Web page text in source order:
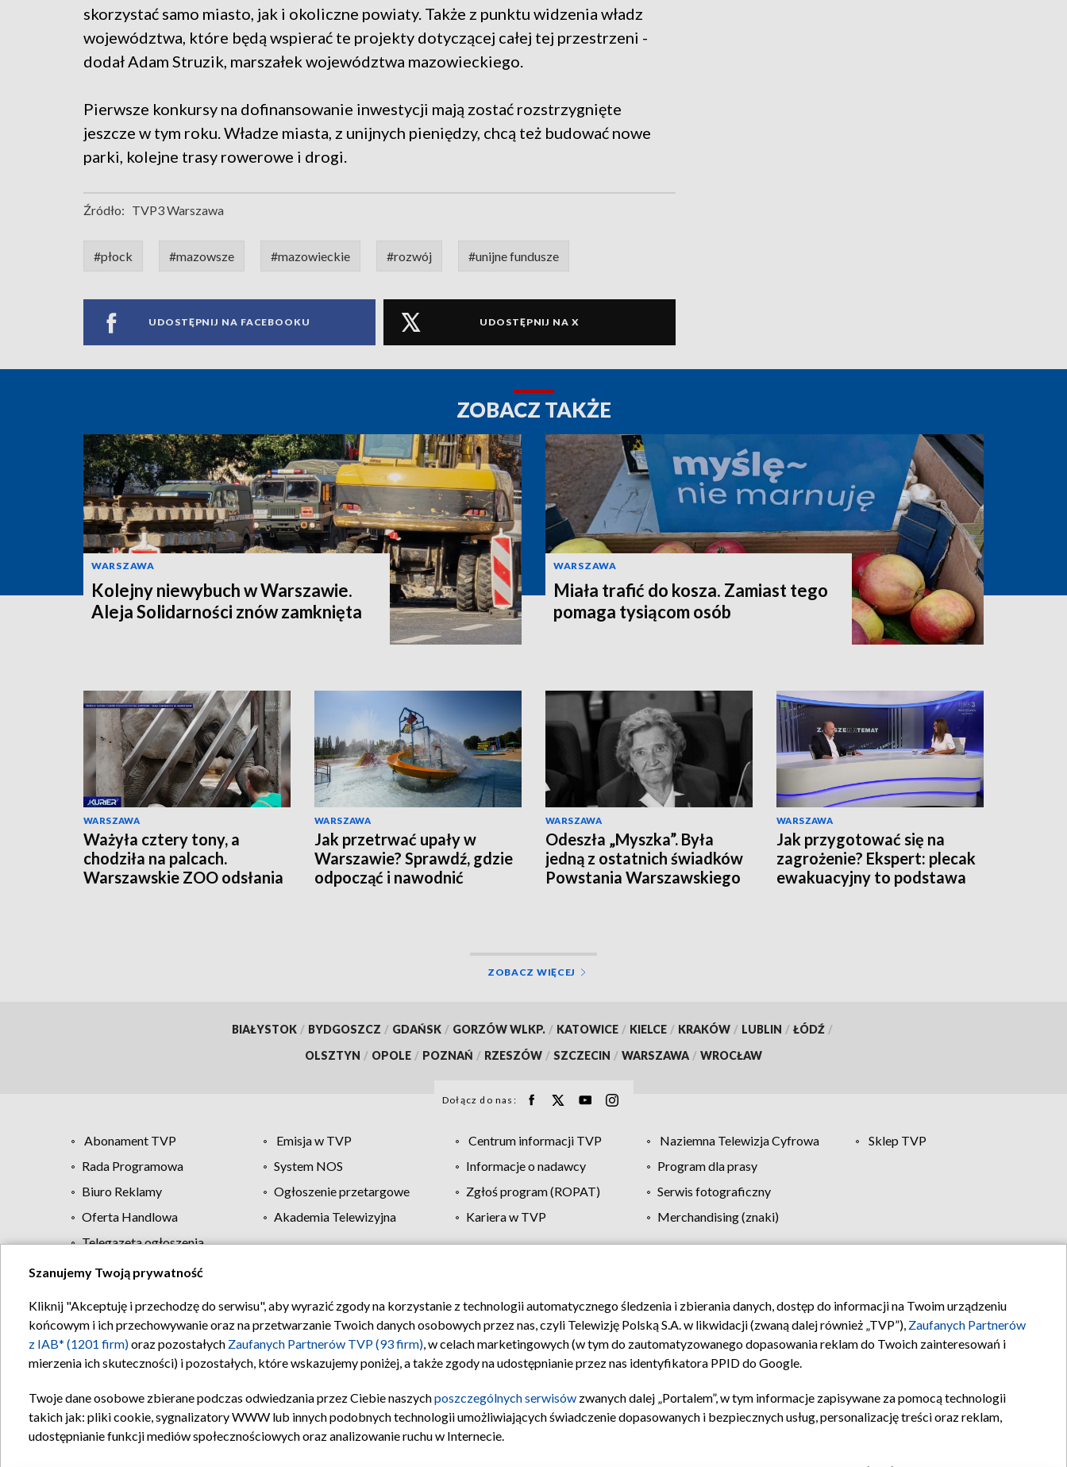
skorzystać samo miasto, jak i okoliczne powiaty. Także z punktu widzenia władz
województwa, które będą wspierać te projekty dotyczącej całej tej przestrzeni -
dodał Adam Struzik, marszałek województwa mazowieckiego.
Pierwsze konkursy na dofinansowanie inwestycji mają zostać rozstrzygnięte
jeszcze w tym roku. Władze miasta, z unijnych pieniędzy, chcą też budować nowe
parki, kolejne trasy rowerowe i drogi.
Źródło: TVP3 Warszawa
#płock #mazowsze #mazowieckie #rozwój #unijne fundusze
UDOSTĘPNIJ NA FACEBOOKU UDOSTĘPNIJ NA X
ZOBACZ TAKŻE
WARSZAWA
Kolejny niewybuch w Warszawie.
Aleja Solidarności znów zamknięta
WARSZAWA
Miała trafić do kosza. Zamiast tego
pomaga tysiącom osób
WARSZAWA
Ważyła cztery tony, a
chodziła na palcach.
Warszawskie ZOO odsłania
WARSZAWA
Jak przetrwać upały w
Warszawie? Sprawdź, gdzie
odpocząć i nawodnić
WARSZAWA
Odeszła „Myszka”. Była
jedną z ostatnich świadków
Powstania Warszawskiego
WARSZAWA
Jak przygotować się na
zagrożenie? Ekspert: plecak
ewakuacyjny to podstawa
ZOBACZ WIĘCEJ
BIAŁYSTOK / BYDGOSZCZ / GDAŃSK / GORZÓW WLKP. / KATOWICE / KIELCE / KRAKÓW / LUBLIN / ŁÓDŹ /
OLSZTYN / OPOLE / POZNAŃ / RZESZÓW / SZCZECIN / WARSZAWA / WROCŁAW
Dołącz do nas:
Abonament TVP Emisja w TVP Centrum informacji TVP Naziemna Telewizja Cyfrowa
Sklep TVP
Rada Programowa
System NOS Informacje o nadawcy
Program dla prasy
Biuro Reklamy
Ogłoszenie przetargowe Zgłoś program (ROPAT)
Serwis fotograficzny
Oferta Handlowa
Akademia Telewizyjna Kariera w TVP
Merchandising (znaki)
Telegazeta ogłoszenia
Regulamin TVP Polityka prywatności Moje zgody Pomoc Biuro reklamy Kontakt
Szanujemy Twoją prywatność
Kliknij "Akceptuję i przechodzę do serwisu", aby wyrazić zgody na korzystanie z technologii automatycznego śledzenia i zbierania danych, dostęp do informacji na Twoim urządzeniu
końcowym i ich przechowywanie oraz na przetwarzanie Twoich danych osobowych przez nas, czyli Telewizję Polską S.A. w likwidacji (zwaną dalej również „TVP”), Zaufanych Partnerów
z IAB* (1201 firm)oraz pozostałych Zaufanych Partnerów TVP (93 firm), w celach marketingowych (w tym do zautomatyzowanego dopasowania reklam do Twoich zainteresowań i
mierzenia ich skuteczności) i pozostałych, które wskazujemy poniżej, a także zgody na udostępnianie przez nas identyfikatora PPID do Google.
Twoje dane osobowe zbierane podczas odwiedzania przez Ciebie naszychposzczególnych serwisów zwanych dalej „Portalem”, w tym informacje zapisywane za pomocą technologii
takich jak: pliki cookie, sygnalizatory WWW lub innych podobnych technologii umożliwiających świadczenie dopasowanych i bezpiecznych usług, personalizację treści oraz reklam,
udostępnianie funkcji mediów społecznościowych oraz analizowanie ruchu w Internecie.